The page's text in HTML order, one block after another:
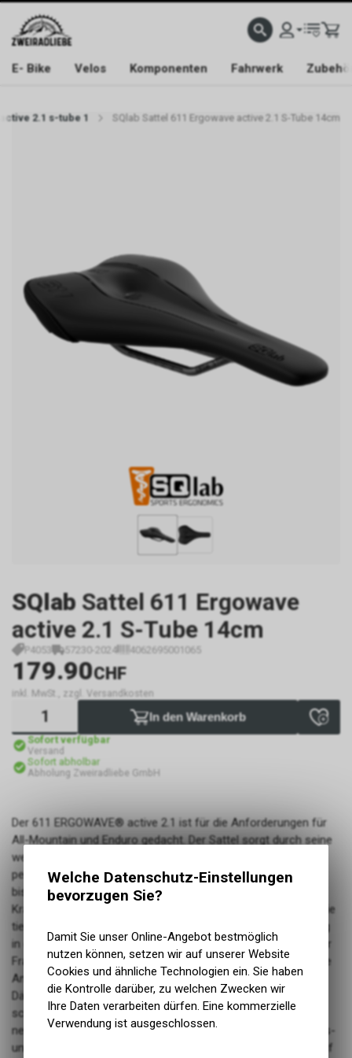
E- Bike Velos Komponenten Fahrwerk
2.1 s-tube 1 SQlab Sattel 611 Ergowave active 2.1 S-Tube 14cm
SQlab Sattel 611 Ergowave
active 2.1 S-Tube 14cm
P4053 57230-2024 4062695001065
179.90CHF
inkl. MwSt., zzgl. Versandkosten
In den Warenkorb
Sofort verfügbar
Versand
Sofort abholbar
Abholung Zweiradliebe GmbH
Der 611 ERGOWAVE® active 2.1 ist für die Anforderungen für
All-Mountain und Enduro gedacht. Der Sattel sorgt durch seine
wellenartige Form und das hochgezogene Heck für den
perfekten Halt nach hinten und eine optimale Druckverteilung
bis in die tiefen Strukturen des Körpers wodurch die
Kraftübertragung auf das Pedal wesentlich verbessert wird. Die
tieferliegende Nase schafft in Kombination mit der Vertiefung
in der Mitte mehr Platz und Freiraum für den Dammbereich für
Frauen und Männer. Das Polstermaterial wurde speziell auf die
Anforderungen des MTB angepasst und verfügt über mehr
Dämpfung im ruppigen Gelände. Hochwertiger Kevlarbezug
schützt die besonders beanspruchten Stellen am Sattel. Der
neue 611 ERGOWAVE® active 2.1 bekam ein Form-, Funktions-
und Komfort-Upgrade für lange Uphills und Trail-Abfahrten auf
Welche Datenschutz-Einstellungen
bevorzugen Sie?
Damit Sie unser Online-Angebot bestmöglich
nutzen können, setzen wir auf unserer Website
Cookies und ähnliche Technologien ein. Sie haben
die Kontrolle darüber, zu welchen Zwecken wir
Ihre Daten verarbeiten dürfen. Eine kommerzielle
Verwendung ist ausgeschlossen.